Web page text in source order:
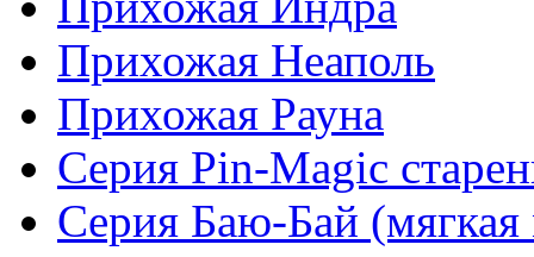
Прихожая Неаполь
Прихожая Рауна
Серия Pin-Magic
Серия Баю-Бай (мягкая